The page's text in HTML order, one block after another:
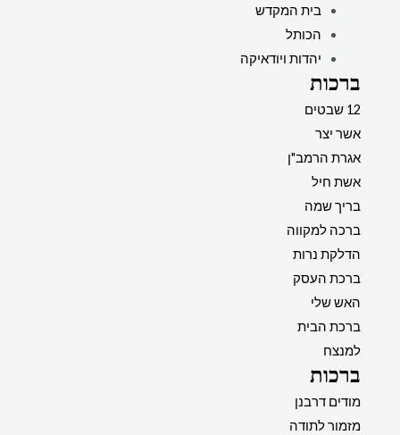
בית המקדש
הכותל
יהדות ויודאיקה
ברכות
12 שבטים
אשר יצר
אגרת הרמב"ן
אשת חיל
בריך שמה
ברכה למקווה
הדלקת נרות
ברכת העסק
האש שלי
ברכת הבית
למנצח
ברכות
מודים דרבנן
מזמור לתודה